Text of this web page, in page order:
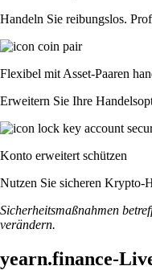
Handeln Sie reibungslos.
Flexibel mit Asset-Paaren
Erweitern Sie Ihre
Konto erweitert schützen
Nutzen Sie sicheren Krypto-
Sicherheitsmaßnahmen
verändern.
yearn.finance-